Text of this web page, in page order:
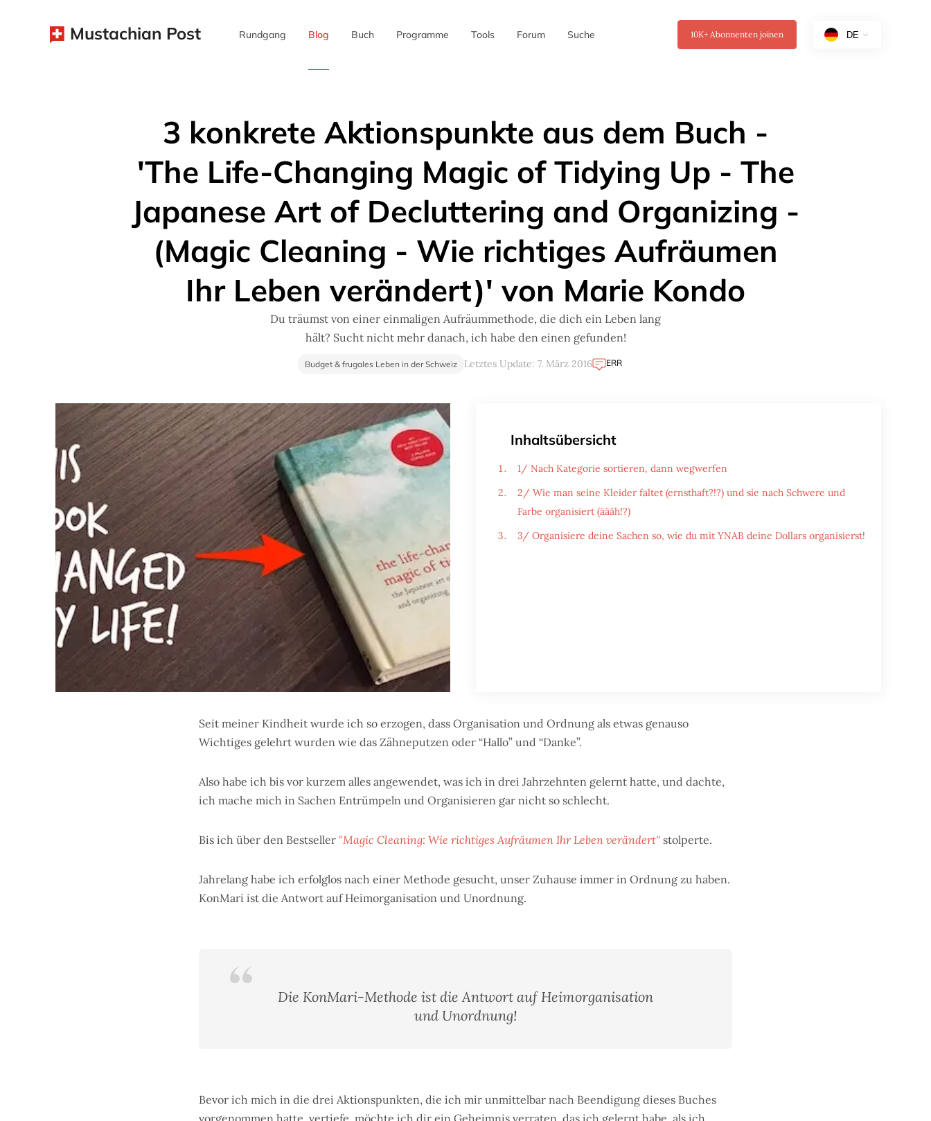
Mustachian Post Rundgang Blog Buch Programme Tools Forum Suche 10K+ Abonnenten joinen
3 konkrete Aktionspunkte aus dem Buch -
'The Life-Changing Magic of Tidying Up - The
Japanese Art of Decluttering and Organizing -
(Magic Cleaning - Wie richtiges Aufräumen
Ihr Leben verändert)' von Marie Kondo
Du träumst von einer einmaligen Aufräummethode, die dich ein Leben lang
hält? Sucht nicht mehr danach, ich habe den einen gefunden!
Budget & frugales Leben in der Schweiz Letztes Update: 7. März 2016 ERR
Inhaltsübersicht
1/ Nach Kategorie sortieren, dann wegwerfen
2/ Wie man seine Kleider faltet (ernsthaft?!?) und sie nach Schwere und
Farbe organisiert (äääh!?)
3/ Organisiere deine Sachen so, wie du mit YNAB deine Dollars organisierst!
Seit meiner Kindheit wurde ich so erzogen, dass Organisation und Ordnung als etwas genauso
Wichtiges gelehrt wurden wie das Zähneputzen oder “Hallo” und “Danke”.
Also habe ich bis vor kurzem alles angewendet, was ich in drei Jahrzehnten gelernt hatte, und dachte,
ich mache mich in Sachen Entrümpeln und Organisieren gar nicht so schlecht.
Bis ich über den Bestseller "Magic Cleaning: Wie richtiges Aufräumen Ihr Leben verändert" stolperte.
Jahrelang habe ich erfolglos nach einer Methode gesucht, unser Zuhause immer in Ordnung zu haben.
KonMari ist die Antwort auf Heimorganisation und Unordnung.
Die KonMari-Methode ist die Antwort auf Heimorganisation
und Unordnung!
Bevor ich mich in die drei Aktionspunkten, die ich mir unmittelbar nach Beendigung dieses Buches